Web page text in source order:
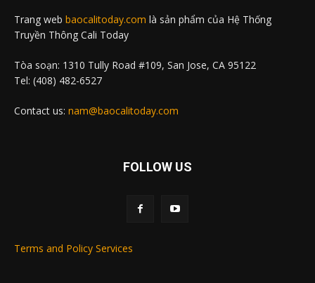
Trang web baocalitoday.com là sản phẩm của Hệ Thống
Truyền Thông Cali Today
Tòa soạn: 1310 Tully Road #109, San Jose, CA 95122
Tel: (408) 482-6527
Contact us: nam@baocalitoday.com
FOLLOW US
Terms and Policy Services